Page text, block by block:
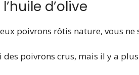
d’olive
poivrons rôtis nature, vous
poivrons crus, mais il y a